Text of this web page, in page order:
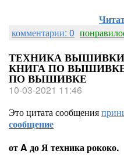
комментарии: 0
ТЕХНИКА
КНИГА ПО
ПО ВЫШИВКЕ
10-03-2021 11:46
Это цитата сообщения
сообщение
от A до Я техника рококо.